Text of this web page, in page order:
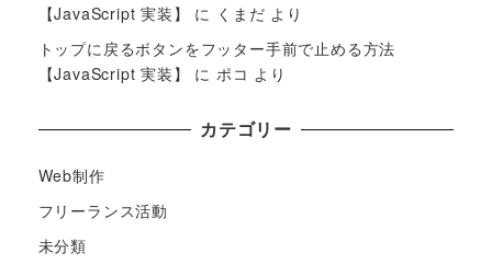
【JavaScript 実装】
に くまだ より
トップに戻るボタンをフッター手前で止める方法
【JavaScript 実装】
に ポコ より
カテゴリー
Web制作
フリーランス活動
未分類